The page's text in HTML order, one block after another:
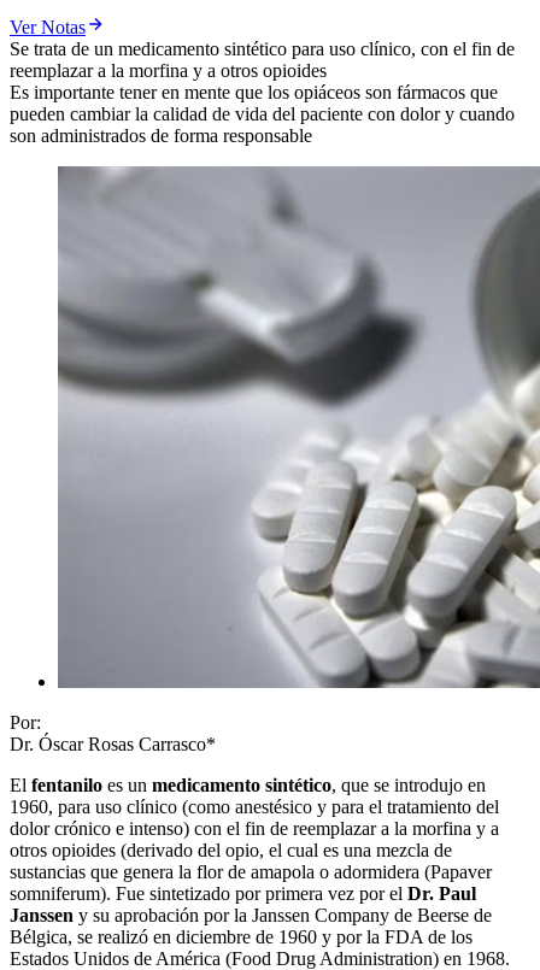
Ver Notas
Se trata de un medicamento sintético para uso clínico, con el fin de
reemplazar a la morfina y a otros opioides
Es importante tener en mente que los opiáceos son fármacos que
pueden cambiar la calidad de vida del paciente con dolor y cuando
son administrados de forma responsable
Por:
Dr. Óscar Rosas Carrasco*
El fentanilo es un medicamento sintético, que se introdujo en
1960, para uso clínico (como anestésico y para el tratamiento del
dolor crónico e intenso) con el fin de reemplazar a la morfina y a
otros opioides (derivado del opio, el cual es una mezcla de
sustancias que genera la flor de amapola o adormidera (Papaver
somniferum). Fue sintetizado por primera vez por el Dr. Paul
Janssen y su aprobación por la Janssen Company de Beerse de
Bélgica, se realizó en diciembre de 1960 y por la FDA de los
Estados Unidos de América (Food Drug Administration) en 1968.